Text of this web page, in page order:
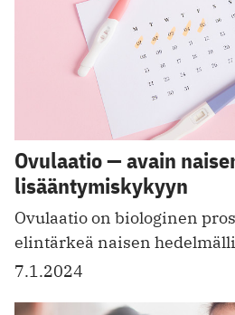
Ovulaatio — avain
lisääntymiskykyyn
Ovulaatio on biologinen
elintärkeä naisen
7.1.2024